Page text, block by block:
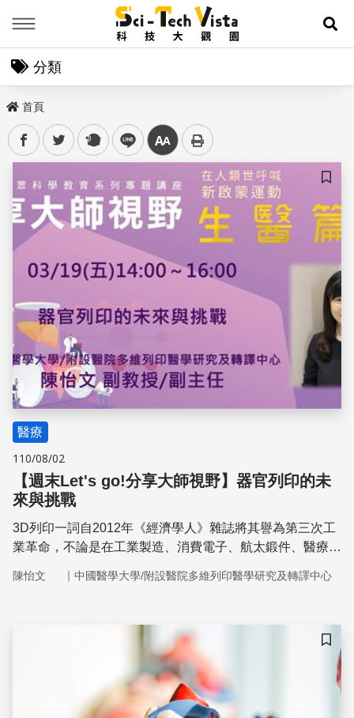
展
分類
首頁
facebooktwitter plurk line 中
儲存
醫療
110/08/02
【週末Let's go!分享大師視野】器官列印的未
來與挑戰
3D列印一詞自2012年《經濟學人》雜誌將其譽為第三次工
業革命，不論是在工業製造、消費電子、航太鍛件、醫療產
僅只是製造這些塑料、金屬等材料，細胞列印也成為可能。
陳怡文 ｜ 中國醫學大學/附設醫院多維列印醫學研究及轉譯中心
儲存